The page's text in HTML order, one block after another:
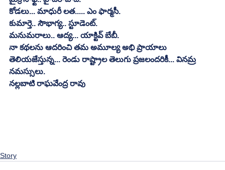
కోడలు... మాధురీ లత..... ఎం ఫార్మసీ.
కుమార్తె.. సౌభాగ్య.. స్టూడెంట్.
మనుమరాలు.. ఆద్య... యాక్టివ్ బేబీ.
నా కథలను ఆదరించి తమ అమూల్య అభి ప్రాయాలు
తెలియజేస్తున్న... రెండు రాష్ట్రాల తెలుగు ప్రజలందరికీ... వినమ్ర
నమస్సులు.
నల్లబాటి రాఘవేంద్ర రావు
Story